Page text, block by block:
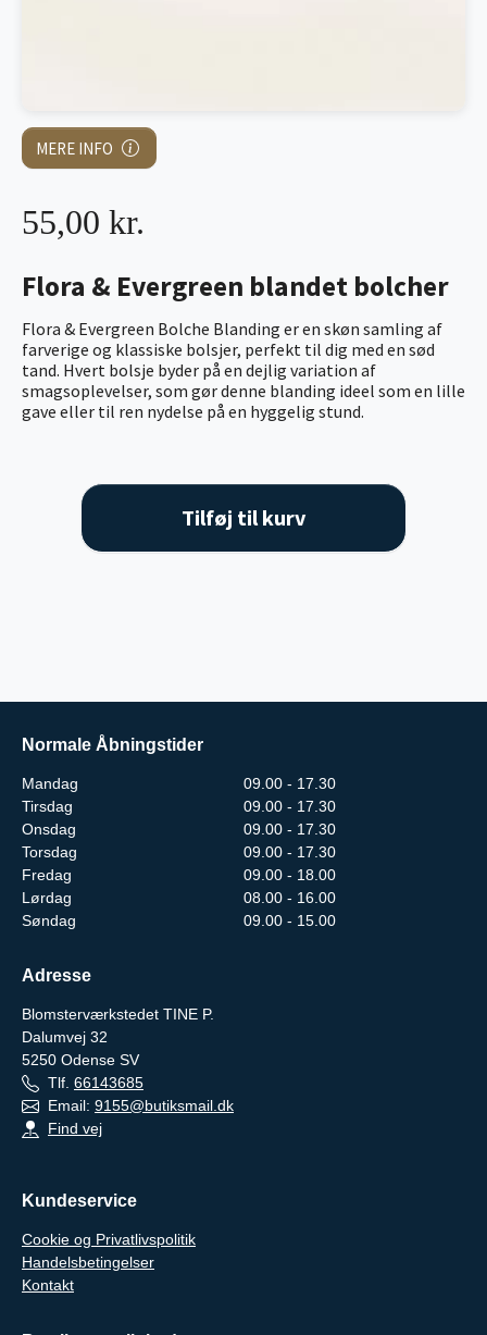
MERE INFO
Flora & Evergreen blandet bolcher
Flora & Evergreen Bolche Blanding er en skøn samling af
farverige og klassiske bolsjer, perfekt til dig med en sød
tand. Hvert bolsje byder på en dejlig variation af
smagsoplevelser, som gør denne blanding ideel som en lille
gave eller til ren nydelse på en hyggelig stund.
55,00 kr.
Tilføj til kurv
Normale Åbningstider
Mandag
09.00 - 17.30
Tirsdag
09.00 - 17.30
Onsdag
09.00 - 17.30
Torsdag
09.00 - 17.30
Fredag
09.00 - 18.00
Lørdag
08.00 - 16.00
Søndag
09.00 - 15.00
Adresse
Blomsterværkstedet TINE P.
Dalumvej 32
5250 Odense SV
Tlf. 66143685
Email: 9155@butiksmail.dk
Find vej
Kundeservice
Cookie og Privatlivspolitik
Handelsbetingelser
Kontakt